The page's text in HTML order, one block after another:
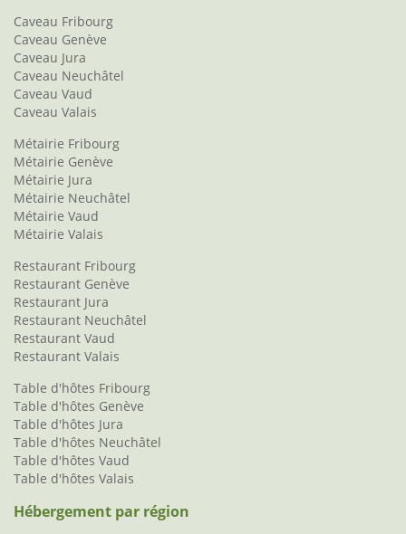
Caveau Fribourg
Caveau Genève
Caveau Jura
Caveau Neuchâtel
Caveau Vaud
Caveau Valais
Métairie Fribourg
Métairie Genève
Métairie Jura
Métairie Neuchâtel
Métairie Vaud
Métairie Valais
Restaurant Fribourg
Restaurant Genève
Restaurant Jura
Restaurant Neuchâtel
Restaurant Vaud
Restaurant Valais
Table d'hôtes Fribourg
Table d'hôtes Genève
Table d'hôtes Jura
Table d'hôtes Neuchâtel
Table d'hôtes Vaud
Table d'hôtes Valais
Hébergement par région